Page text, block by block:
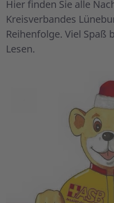
Hier finden Sie alle
Kreisverbandes
Reihenfolge. Viel Spaß
Lesen.